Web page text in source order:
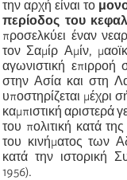
την αρχή είναι το
περίοδος του
προσελκύει έναν
τον Σαμίρ Αμίν,
αγωνιστική επιρροή
στην Ασία και στη
υποστηρίζεται μέχρι
καμπιστική αριστερά
του πολιτική κατά
του κινήματος των
κατά την ιστορική
1956).